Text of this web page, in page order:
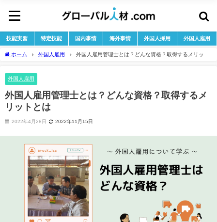
技能実習 特定技能 国内事情 海外事情 外国人採用 外国人雇用
ホーム 外国人雇用
外国人雇用管理士とは？どんな資格？取得するメリット
外国人雇用
外国人雇用管理士とは？どんな資格？取得するメ
リットとは
2022年4月28日 2022年11月15日